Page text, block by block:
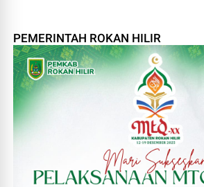
PEMERINTAH ROKAN HILIR